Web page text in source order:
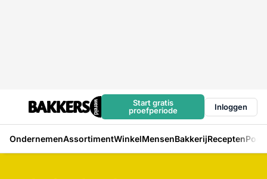
Start gratis
proefperiode
Inloggen
OndernemenAssortimentWinkelMensenBakkerijRecepten